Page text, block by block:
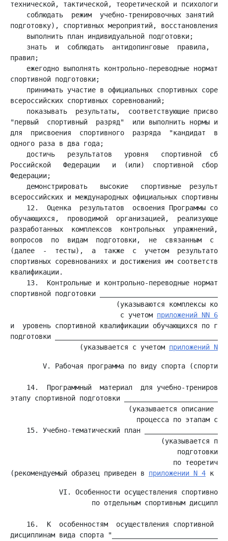
соблюдать  режим  учебно-тренировочных занятий
знать  и  соблюдать  антидопинговые  правила,
ежегодно выполнять контрольно-переводные
принимать участие в официальных спортивных
показывать  результаты,  соответствующие
"первый  спортивный  разряд"  или выполнить нормы и
для  присвоения  спортивного  разряда  "кандидат  в
достичь   результатов   уровня   спортивной
Российской   Федерации   и  (или)  спортивной
демонстрировать   высокие   спортивные
12.  Оценка  результатов  освоения Программы
обучающихся,  проводимой  организацией,
разработанных  комплексов  контрольных  упражнений,
вопросов  по  видам  подготовки,  не  связанным  с
(далее  -  тесты),  а  также  с  учетом  результатов
спортивных соревнованиях и достижения им
13.  Контрольные и контрольно-переводные
спортивной подготовки
(указываются комплексы
                           с учетом
приложений NN 6
и  уровень спортивной квалификации обучающихся по
подготовки
                 (указывается с учетом
приложений NN
V. Рабочая программа по виду спорта
14.  Программный  материал  для учебно-
этапу спортивной подготовки
(указывается описание
15. Учебно-тематический план
(указывается по
подготовки
по
(рекомендуемый образец приведен в приложении N 4
VI. Особенности осуществления спортивной
по отдельным спортивным
16.  К  особенностям  осуществления спортивной
дисциплинам вида спорта